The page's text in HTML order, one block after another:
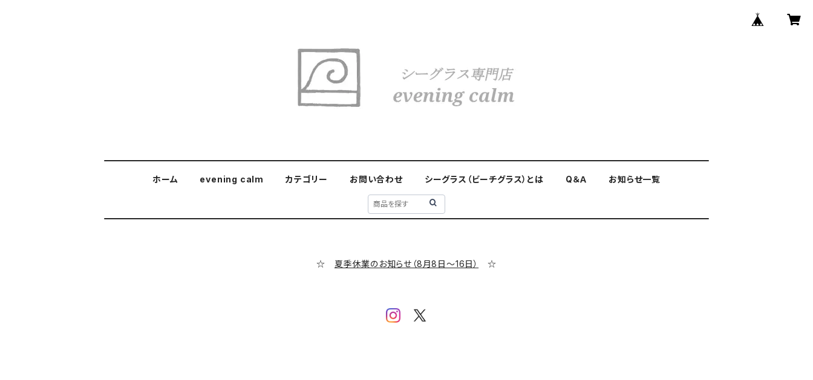
ホーム evening calm カテゴリー お問い合わせ シーグラス（ビーチグラス）とは Q＆Ａ お知らせ一覧
☆ 夏季休業のお知らせ（8月8日～16日） ☆